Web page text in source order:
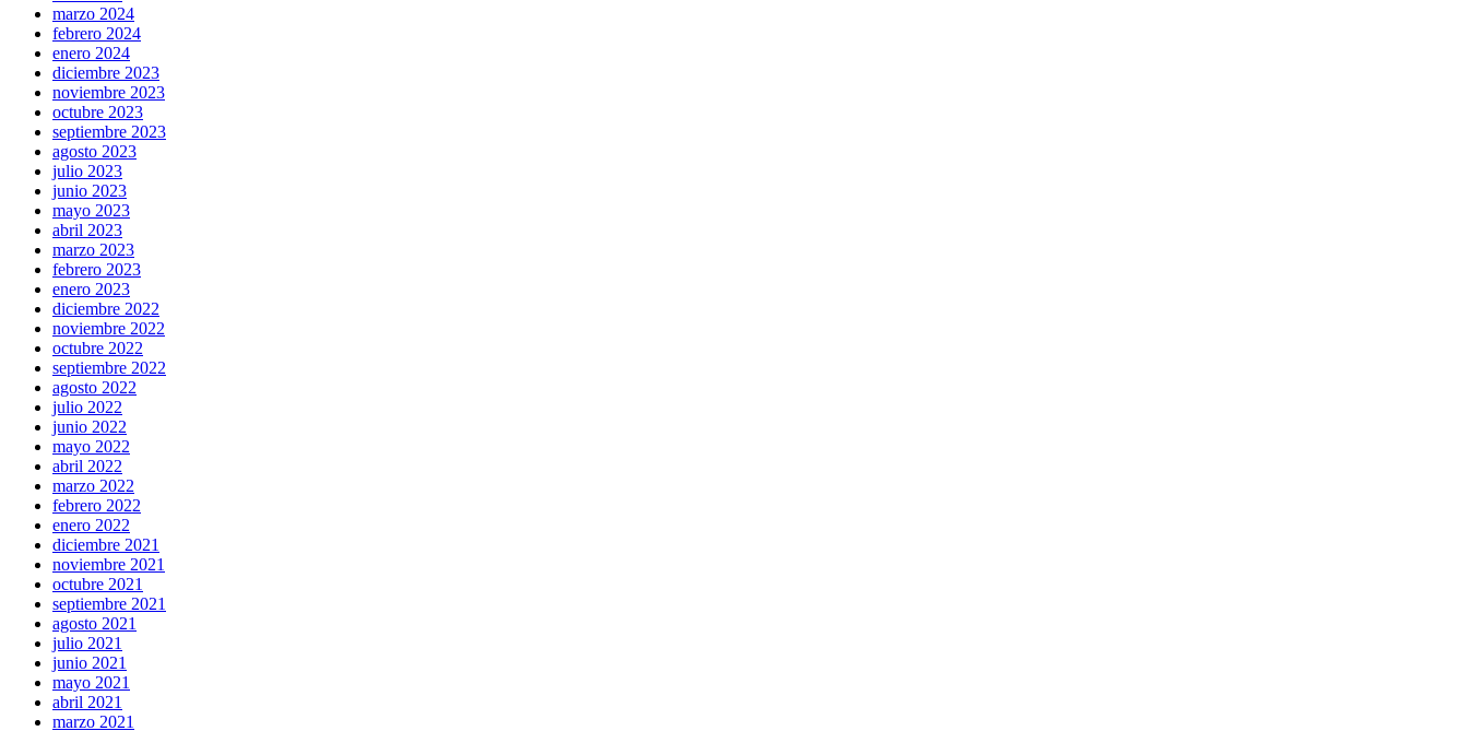
marzo 2024
febrero 2024
enero 2024
diciembre 2023
noviembre 2023
octubre 2023
septiembre 2023
agosto 2023
julio 2023
junio 2023
mayo 2023
abril 2023
marzo 2023
febrero 2023
enero 2023
diciembre 2022
noviembre 2022
octubre 2022
septiembre 2022
agosto 2022
julio 2022
junio 2022
mayo 2022
abril 2022
marzo 2022
febrero 2022
enero 2022
diciembre 2021
noviembre 2021
octubre 2021
septiembre 2021
agosto 2021
julio 2021
junio 2021
mayo 2021
abril 2021
marzo 2021